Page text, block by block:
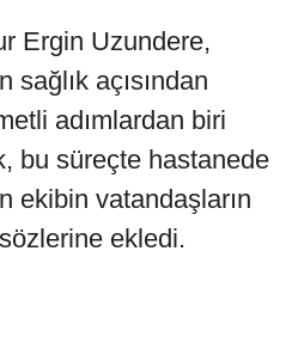
Ergin Uzundere,
sağlık açısından
adımlardan biri
bu süreçte hastanede
ekibin vatandaşların
ekledi.